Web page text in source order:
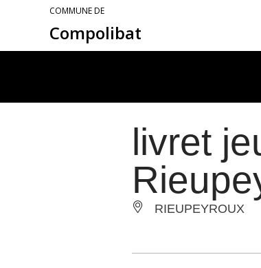
COMMUNE DE
Compolibat
livret
RIEUPEYROUX